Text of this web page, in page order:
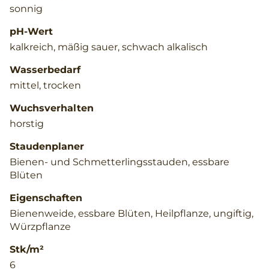
sonnig
pH-Wert
kalkreich, mäßig sauer, schwach alkalisch
Wasserbedarf
mittel, trocken
Wuchsverhalten
horstig
Staudenplaner
Bienen- und Schmetterlingsstauden, essbare
Blüten
Eigenschaften
Bienenweide, essbare Blüten, Heilpflanze, ungiftig,
Würzpflanze
Stk/m²
6